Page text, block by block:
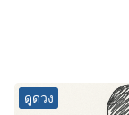
ดูดวง